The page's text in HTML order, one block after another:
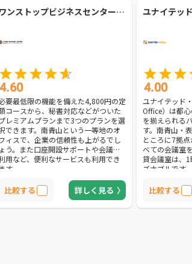
わせはメールや電話で受け付けていま
どうかの審査が完了するのでスピー
もおすすめです。
ワンストップビジネスセンター【株式会社ワンストップビジネスセンター】
4.60
要最低限の機能を備えた4,800円の定
コースから、秘書対応などがついた
レミアムプランまで3つのプランを選
できます。南青山という一等地のオ
ィスで、企業の信頼性も上がるでし
ょう。また口座開設サポートや会議室
用など、便利なサービスも利用でき
ます。
比較する 詳しく見る
4.00
ユナイテッド
Office）は都
を揃えられる
す。南青山・
ところに7拠
べての会議室
貸会議室は、
ズナブルです
記・郵便物の
円で利用でき
から電話がか
ことも可能で
比較する